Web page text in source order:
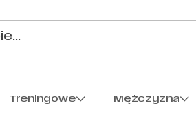
Treningowe Mężczyzna